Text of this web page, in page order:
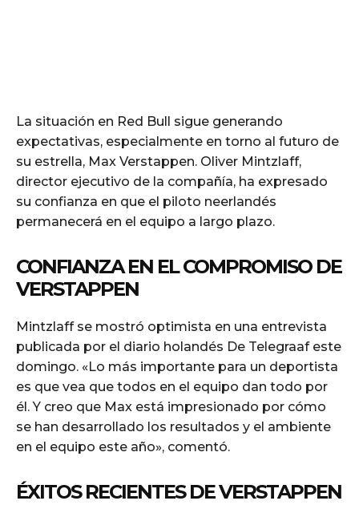
La situación en Red Bull sigue generando
expectativas, especialmente en torno al futuro de
su estrella, Max Verstappen. Oliver Mintzlaff,
director ejecutivo de la compañía, ha expresado
su confianza en que el piloto neerlandés
permanecerá en el equipo a largo plazo.
CONFIANZA EN EL COMPROMISO DE
VERSTAPPEN
Mintzlaff se mostró optimista en una entrevista
publicada por el diario holandés De Telegraaf este
domingo. «Lo más importante para un deportista
es que vea que todos en el equipo dan todo por
él. Y creo que Max está impresionado por cómo
se han desarrollado los resultados y el ambiente
en el equipo este año», comentó.
ÉXITOS RECIENTES DE VERSTAPPEN